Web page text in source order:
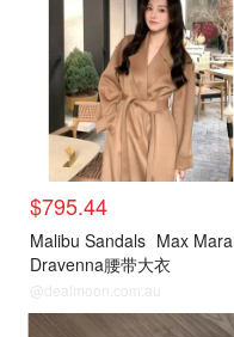
$795.44
Malibu Sandals Max Mara
Dravenna腰带大衣
@dealmoon.com.au